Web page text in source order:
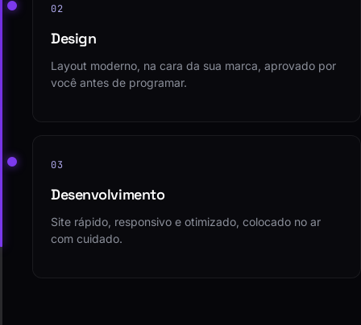
02
Design
Layout moderno, na cara da sua marca, aprovado por
você antes de programar.
03
Desenvolvimento
Site rápido, responsivo e otimizado, colocado no ar
com cuidado.